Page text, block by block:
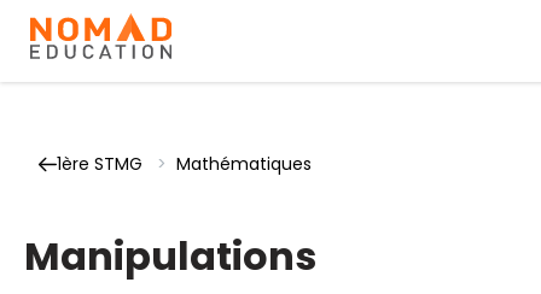
1ère STMG > Mathématiques
Manipulations